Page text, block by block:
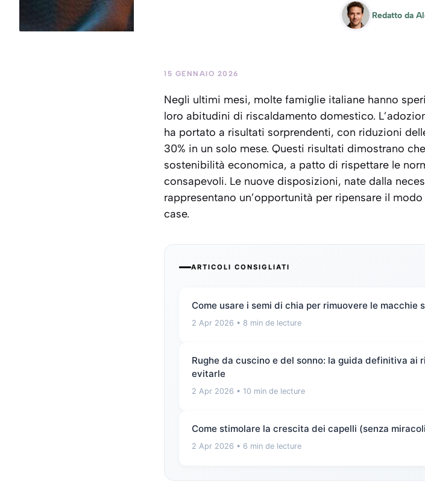
Redatto da
15 GENNAIO 2026
Negli ultimi mesi, molte famiglie italiane hanno
loro abitudini di riscaldamento domestico.
ha portato a risultati sorprendenti, con riduzioni
30% in un solo mese. Questi risultati dimostrano
sostenibilità economica, a patto di rispettare le
consapevoli. Le nuove disposizioni, nate dalla
rappresentano un’opportunità per ripensare il
case.
ARTICOLI CONSIGLIATI
Come usare i semi di chia per rimuovere le macchie
2 Apr 2026 • 8 min de lecture
Rughe da cuscino e del sonno: la guida definitiva ai
evitarle
2 Apr 2026 • 10 min de lecture
Come stimolare la crescita dei capelli (senza
2 Apr 2026 • 6 min de lecture